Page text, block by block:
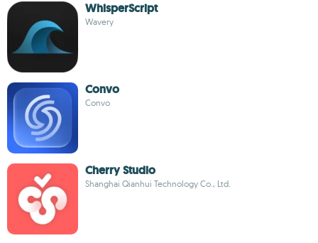
WhisperScript
Wavery
Convo
Convo
Cherry Studio
Shanghai Qianhui Technology Co., Ltd.